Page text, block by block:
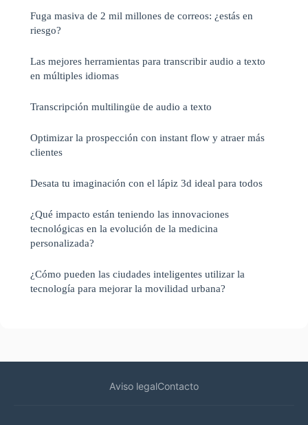
Fuga masiva de 2 mil millones de correos: ¿estás en
riesgo?
Las mejores herramientas para transcribir audio a texto
en múltiples idiomas
Transcripción multilingüe de audio a texto
Optimizar la prospección con instant flow y atraer más
clientes
Desata tu imaginación con el lápiz 3d ideal para todos
¿Qué impacto están teniendo las innovaciones
tecnológicas en la evolución de la medicina
personalizada?
¿Cómo pueden las ciudades inteligentes utilizar la
tecnología para mejorar la movilidad urbana?
Aviso legalContacto